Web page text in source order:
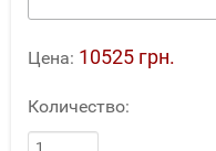
Цена: 10525 грн.
Количество: